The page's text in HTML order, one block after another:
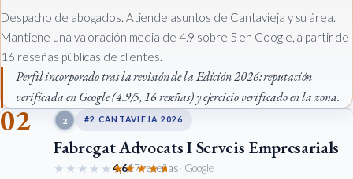
Despacho de abogados. Atiende asuntos de Cantavieja y su área.
Mantiene una valoración media de 4.9 sobre 5 en Google, a partir de
16 reseñas públicas de clientes.
Perfil incorporado tras la revisión de la Edición 2026: reputación
verificada en Google (4.9/5, 16 reseñas) y ejercicio verificado en la zona.
02 2 #2 CANTAVIEJA 2026
Fabregat Advocats I Serveis Empresarials
★★★★★★★★★★
4,617 reseñas· Google